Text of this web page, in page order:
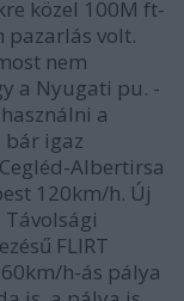
közel 100M ft-
pazarlás volt.
nem
a Nyugati pu. -
a
bár igaz
Albertirsa
120km/h. Új
Távolsági
FLIRT
h-ás pálya